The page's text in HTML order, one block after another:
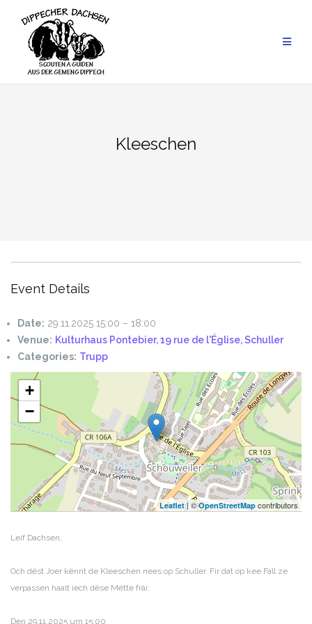
content
Kleeschen
Event Details
Date: 29.11.2025 15:00 – 18:00
Venue: Kulturhaus Pontebier, 19 rue de l'Église, Schuller
Categories: Trupp
+
−
Leaflet| ©OpenStreetMap contributors
Leif Dachsen,
Och dëst Joer kënnt de Kleeschen nees op Schuller. Fir dat op kee Fall ze
verpassen haalt iech dëse Mëtte fräi:
Den 29.11.2025 um 15:00